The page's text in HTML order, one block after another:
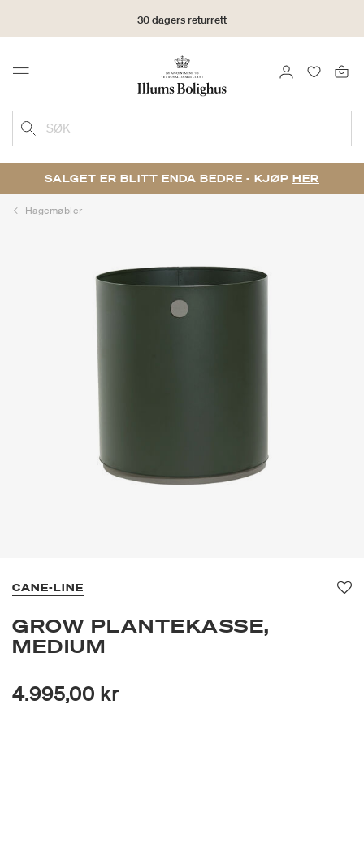
30 dagers returrett
Menu LOGG INN
SØK
SALGET ER BLITT ENDA BEDRE - KJØP HER
Hagemøbler
CANE-LINE
GROW PLANTEKASSE,
MEDIUM
4.995,00 kr